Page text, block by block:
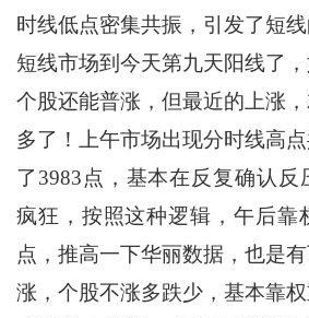
时线低点密集共振，引发了短
短线市场到今天第九天阳线了
个股还能普涨，但最近的上涨
多了！上午市场出现分时线高
了3983点，基本在反复确认反
疯狂，按照这种逻辑，午后靠
点，推高一下华丽数据，也是
涨，个股不涨多跌少，基本靠